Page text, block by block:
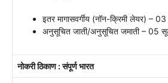
इतर मागासवर्गीय (नॉन-क्रिमी लेयर) – 03
अनुसूचित जाती/अनुसूचित जमाती – 05
नोकरी ठिकाण : संपूर्ण भारत